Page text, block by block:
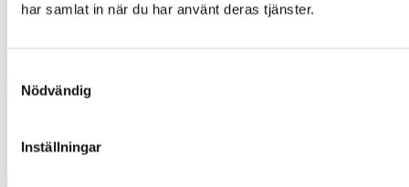
har samlat in när du har använt deras tjänster.
Nödvändig
Inställningar